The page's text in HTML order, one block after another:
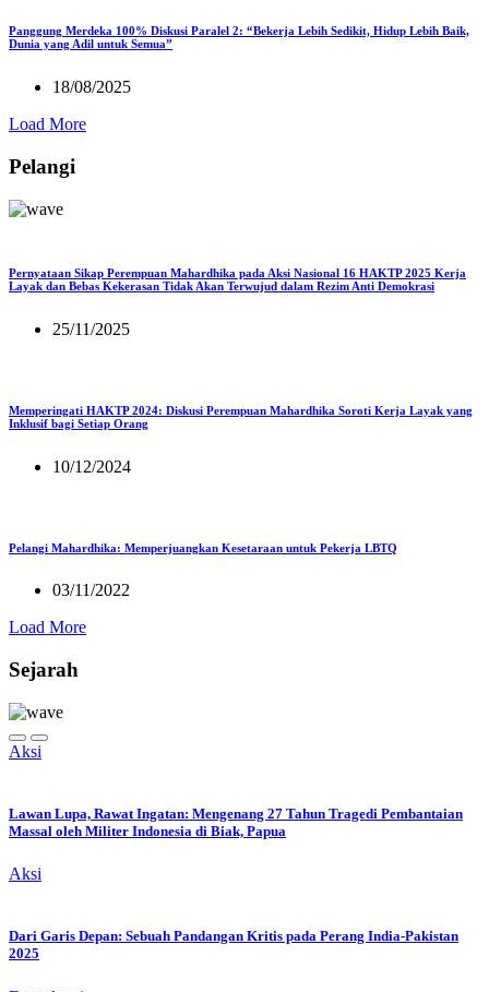
Panggung Merdeka 100% Diskusi Paralel 2: “Bekerja Lebih Sedikit, Hidup Lebih Baik,
Dunia yang Adil untuk Semua”
18/08/2025
Load More
Pelangi
Pernyataan Sikap Perempuan Mahardhika pada Aksi Nasional 16 HAKTP 2025 Kerja
Layak dan Bebas Kekerasan Tidak Akan Terwujud dalam Rezim Anti Demokrasi
25/11/2025
Memperingati HAKTP 2024: Diskusi Perempuan Mahardhika Soroti Kerja Layak yang
Inklusif bagi Setiap Orang
10/12/2024
Pelangi Mahardhika: Memperjuangkan Kesetaraan untuk Pekerja LBTQ
03/11/2022
Load More
Sejarah
Aksi
Lawan Lupa, Rawat Ingatan: Mengenang 27 Tahun Tragedi Pembantaian
Massal oleh Militer Indonesia di Biak, Papua
Aksi
Dari Garis Depan: Sebuah Pandangan Kritis pada Perang India-Pakistan
2025